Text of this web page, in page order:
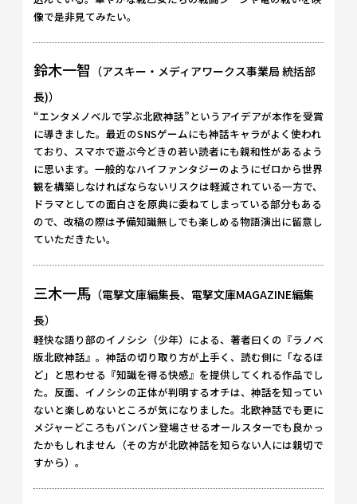
像で是非見てみたい。
鈴木一智 （アスキー・メディアワークス事業局 統括部
長)）
“エンタメノベルで学ぶ北欧神話”というアイデアが本作を受賞
に導きました。最近のSNSゲームにも神話キャラがよく使われ
ており、スマホで遊ぶ今どきの若い読者にも親和性があるよう
に思います。一般的なハイファンタジーのようにゼロから世界
観を構築しなければならないリスクは軽減されている一方で、
ドラマとしての面白さを原典に委ねてしまっている部分もある
ので、改稿の際は予備知識無しでも楽しめる物語演出に留意し
ていただきたい。
三木一馬 （電撃文庫編集長、電撃文庫MAGAZINE編集
長）
軽快な語り部のイノシシ（少年）による、著者曰くの『ラノベ
版北欧神話』。神話の切り取り方が上手く、読む側に「なるほ
ど」と思わせる『知識を得る快感』を提供してくれる作品でし
た。反面、イノシシの正体が判明するオチは、神話を知ってい
ないと楽しめないところが気になりました。北欧神話でも更に
メジャーどころもバンバン登場させるオールスターでも良かっ
たかもしれません（その方が北欧神話を知らない人には親切で
すから）。